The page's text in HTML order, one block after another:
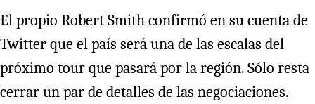
El propio Robert Smith confirmó en su cuenta de
Twitter que el país será una de las escalas del
próximo tour que pasará por la región. Sólo resta
cerrar un par de detalles de las negociaciones.